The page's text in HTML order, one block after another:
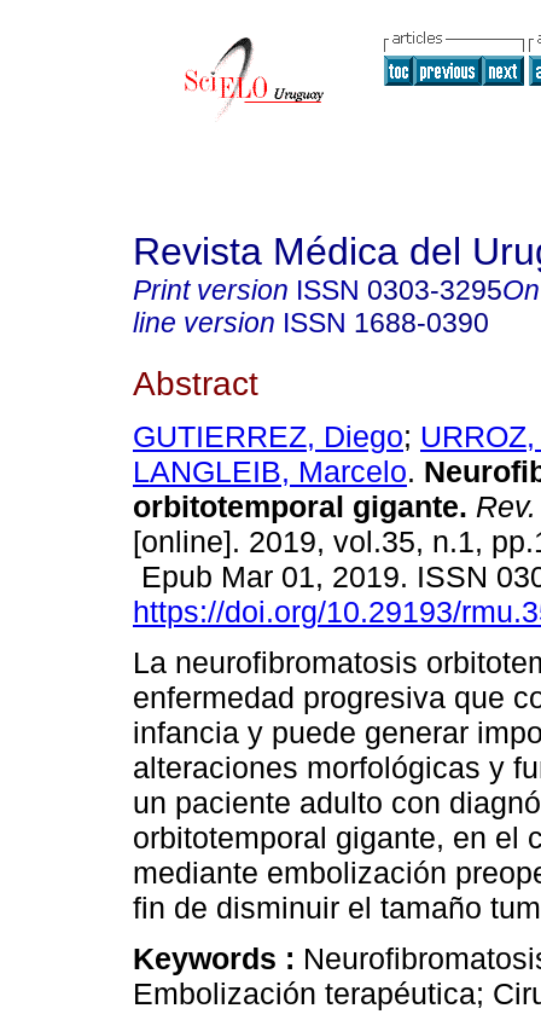
Revista Médica del
Print version ISSN 0303-3295
line version ISSN 1688-0390
Abstract
GUTIERREZ, Diego;
LANGLEIB, Marcelo.
orbitotemporal gigante.
[online]. 2019, vol.35, n.1,
Epub Mar 01, 2019. ISSN
https://doi.org/10.29193/
La neurofibromatosis
enfermedad progresiva que
infancia y puede generar
alteraciones morfológicas y
un paciente adulto con
orbitotemporal gigante, en el
mediante embolización
fin de disminuir el tamaño
Keywords :
Embolización terapéutica;